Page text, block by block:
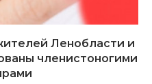
Ленобласти и
членистоногими